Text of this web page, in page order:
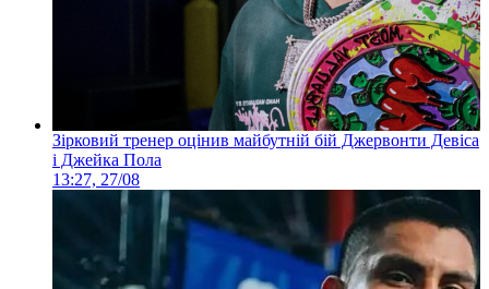
Зірковий тренер оцінив майбутній бій Джервонти Девіса
і Джейка Пола
13:27, 27/08